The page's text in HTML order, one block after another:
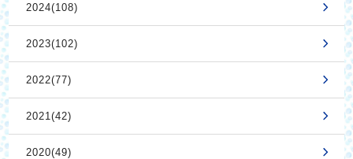
2024(108)
2023(102)
2022(77)
2021(42)
2020(49)